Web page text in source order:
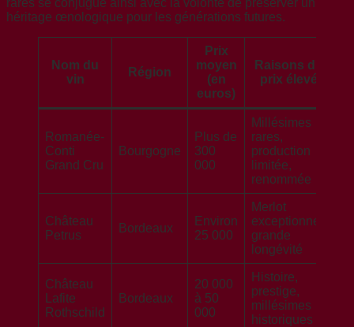
héritage œnologique pour les générations futures.
Nom du
vin
Région
Prix
moyen
(en
euros)
Raisons du
prix élevé
Romanée-
Conti
Grand Cru
Bourgogne
Plus de
300
000
Millésimes
rares,
production
limitée,
renommée
Château
Petrus
Bordeaux
Environ
25 000
Merlot
exceptionnel,
grande
longévité
Château
Lafite
Rothschild
Bordeaux
20 000
à 50
000
Histoire,
prestige,
millésimes
historiques